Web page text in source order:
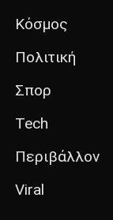
Κόσμος
Πολιτική
Σπορ
Tech
Περιβάλλον
Viral